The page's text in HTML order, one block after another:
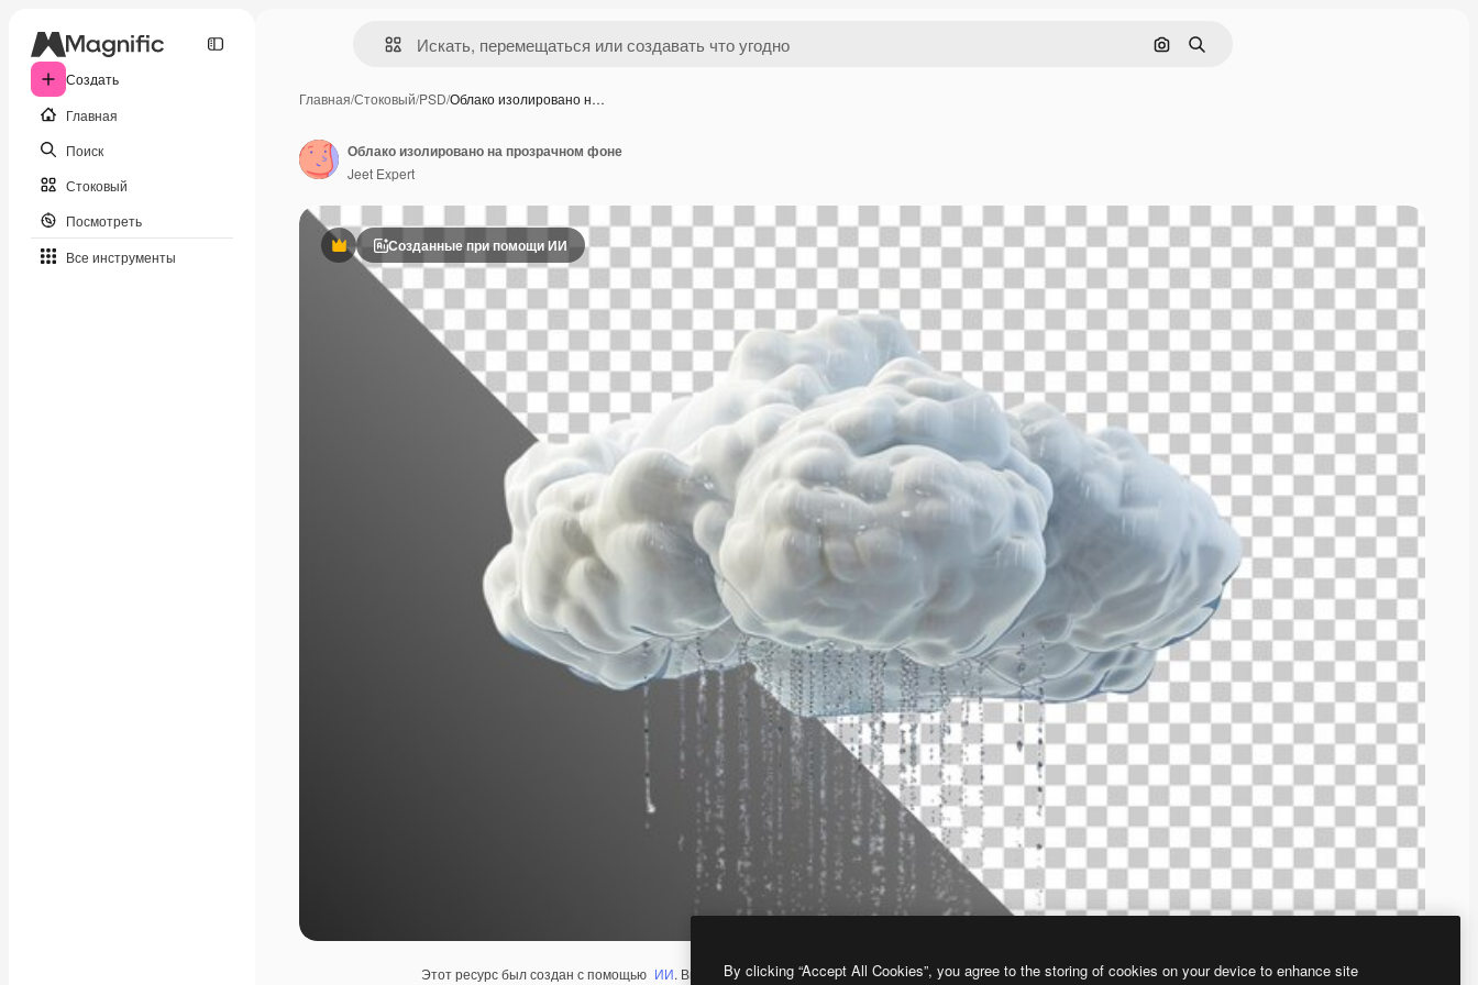
Создать
Главная
Поиск
Стоковый
Посмотреть
Все инструменты
Поиск по изображению
Поиск
Главная/Стоковый/PSD/Облако изолировано н…
ПремиумСозданные при помощи ИИ
Этот ресурс был создан с помощью ИИ. Вы можете создать свой собственный с помощью нашего генератора изображений на основе ИИ.
Облако изолировано на прозрачном фоне
Jeet Expert
By clicking “Accept All Cookies”, you agree to the storing of cookies on your device to enhance site